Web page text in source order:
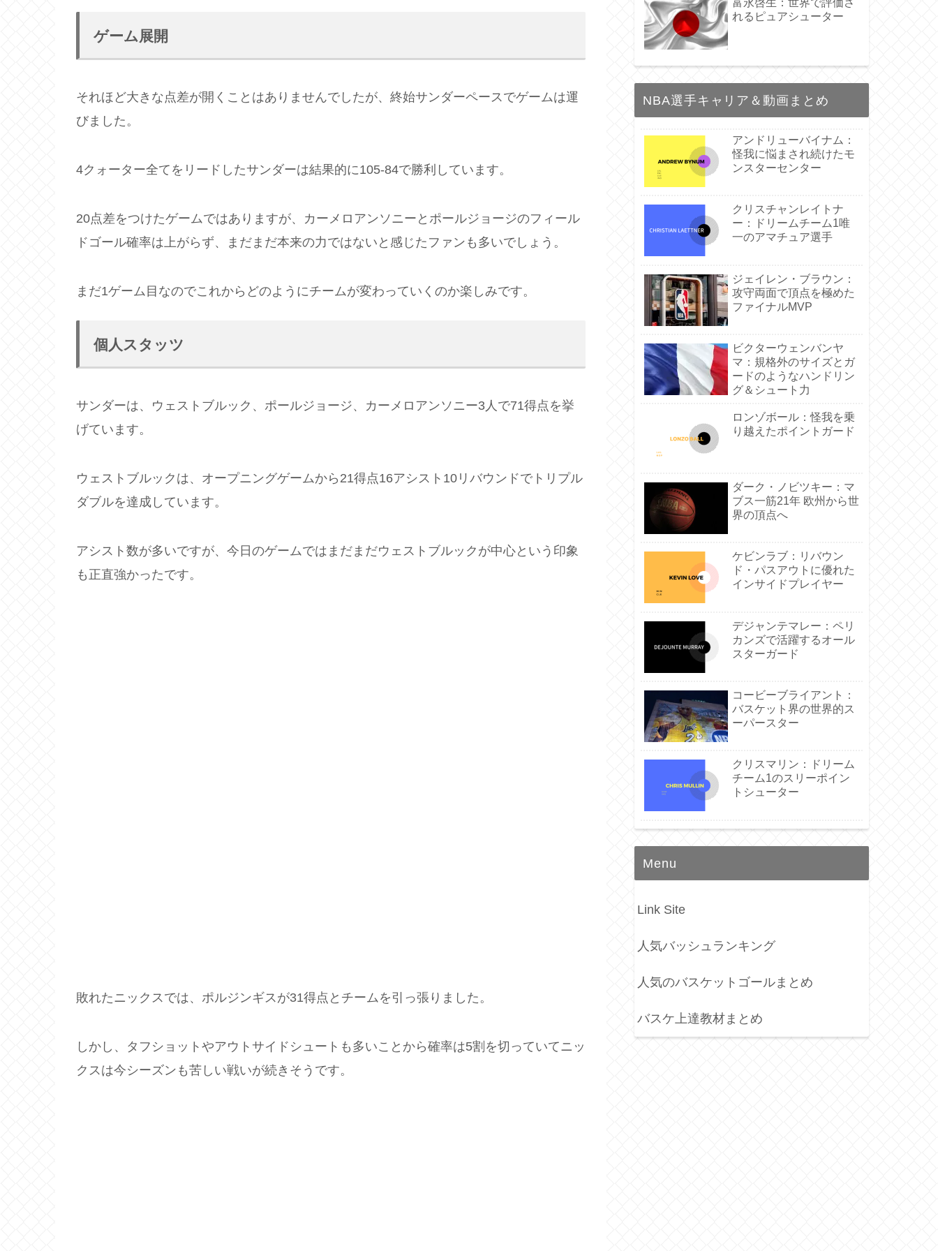
ゲーム展開
それほど大きな点差が開くことはありませんでしたが、終始サンダーペースでゲームは運
びました。
4クォーター全てをリードしたサンダーは結果的に105-84で勝利しています。
20点差をつけたゲームではありますが、カーメロアンソニーとポールジョージのフィール
ドゴール確率は上がらず、まだまだ本来の力ではないと感じたファンも多いでしょう。
まだ1ゲーム目なのでこれからどのようにチームが変わっていくのか楽しみです。
個人スタッツ
サンダーは、ウェストブルック、ポールジョージ、カーメロアンソニー3人で71得点を挙
げています。
ウェストブルックは、オープニングゲームから21得点16アシスト10リバウンドでトリプル
ダブルを達成しています。
アシスト数が多いですが、今日のゲームではまだまだウェストブルックが中心という印象
も正直強かったです。
敗れたニックスでは、ポルジンギスが31得点とチームを引っ張りました。
しかし、タフショットやアウトサイドシュートも多いことから確率は5割を切っていてニッ
クスは今シーズンも苦しい戦いが続きそうです。
富永啓生：世界で評価さ
れるピュアシューター
NBA選手キャリア＆動画まとめ
アンドリューバイナム：
怪我に悩まされ続けたモ
ンスターセンター
クリスチャンレイトナ
ー：ドリームチーム1唯
一のアマチュア選手
ジェイレン・ブラウン：
攻守両面で頂点を極めた
ファイナルMVP
ビクターウェンバンヤ
マ：規格外のサイズとガ
ードのようなハンドリン
グ＆シュート力
ロンゾボール：怪我を乗
り越えたポイントガード
ダーク・ノビツキー：マ
ブス一筋21年 欧州から世
界の頂点へ
ケビンラブ：リバウン
ド・パスアウトに優れた
インサイドプレイヤー
デジャンテマレー：ペリ
カンズで活躍するオール
スターガード
コービーブライアント：
バスケット界の世界的ス
ーパースター
クリスマリン：ドリーム
チーム1のスリーポイン
トシューター
Menu
Link Site
人気バッシュランキング
人気のバスケットゴールまとめ
バスケ上達教材まとめ